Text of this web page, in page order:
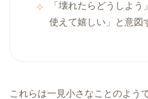
「壊れたらどうしよう
使えて嬉しい」と意図
これらは一見小さなことのよう